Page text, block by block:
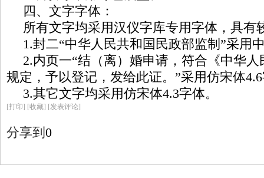
四、文字字体：
所有文字均采用汉仪字库专用字体，具有
1.封二“中华人民共和国民政部监制”采用
2.内页一“结（离）婚申请，符合《中华
规定，予以登记，发给此证。”采用仿宋体
3.其它文字均采用仿宋体4.3字体。
[打印] [收藏] [发表评论]
分享到 0